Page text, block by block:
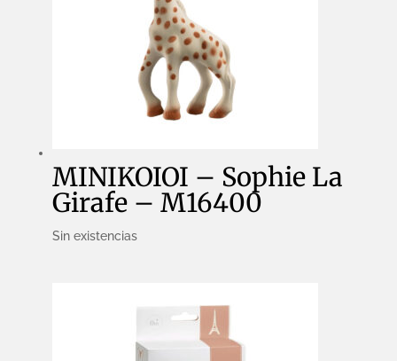
MINIKOIOI – Sophie La
Girafe – M16400
Sin existencias